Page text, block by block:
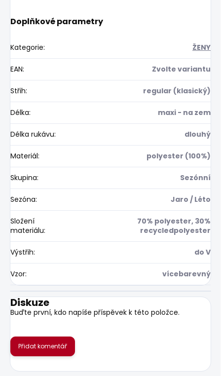
Doplňkové parametry
Kategorie: ŽENY
EAN: Zvolte variantu
Střih: regular (klasický)
Délka: maxi - na zem
Délka rukávu: dlouhý
Materiál: polyester (100%)
Skupina: Sezónní
Sezóna: Jaro / Léto
Složení
materiálu:
70% polyester, 30%
recycledpolyester
Výstřih: do V
Vzor: vícebarevný
Diskuze
Buďte první, kdo napíše příspěvek k této položce.
Přidat komentář